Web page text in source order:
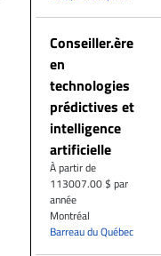
Conseiller.ère
en
technologies
prédictives et
intelligence
artificielle
À partir de
113007.00 $ par
année
Montréal
Barreau du Québec